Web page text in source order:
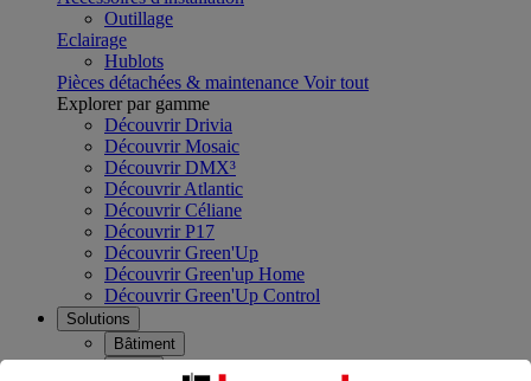
Outillage
Eclairage
Hublots
Pièces détachées & maintenance Voir tout
Explorer par gamme
Découvrir Drivia
Découvrir Mosaic
Découvrir DMX³
Découvrir Atlantic
Découvrir Céliane
Découvrir P17
Découvrir Green'Up
Découvrir Green'up Home
Découvrir Green'Up Control
Solutions
Bâtiment